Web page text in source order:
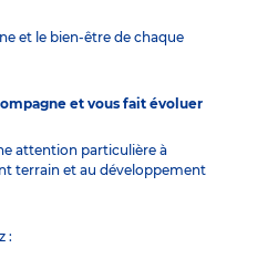
et le bien-être de chaque
et vous fait évoluer
attention particulière à
terrain et au développement
: